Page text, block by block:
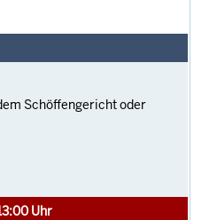
Schöffengericht oder
Uhr